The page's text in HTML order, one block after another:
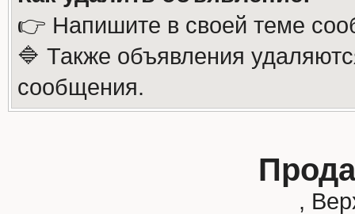
👉 Напишите в своей теме
🔷 Также объявления
сообщения.
,